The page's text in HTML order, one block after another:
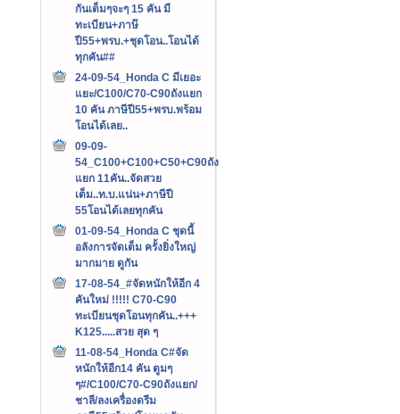
กันเต็มๆจะๆ 15 คัน มี
ทะเบียน+ภาษ๊
ปี55+พรบ.+ชุดโอน..โอนได้
ทุกคัน##
24-09-54_Honda C มีเยอะ
แยะ/C100/C70-C90ถังแยก
10 คัน ภาษีปี55+พรบ.พร้อม
โอนได้เลย..
09-09-
54_C100+C100+C50+C90ถัง
แยก 11คัน..จัดสวย
เต็ม..ท.บ.แน่น+ภาษีปี
55โอนได้เลยทุกคัน
01-09-54_Honda C ชุดนี้
อลังการจัดเต็ม ครั้งยิ่งใหญ่
มากมาย ดูกัน
17-08-54_#จัดหนักให้อีก 4
คันใหม่ !!!!! C70-C90
ทะเบียนชุดโอนทุกคัน..+++‏
K125.....สวย สุด ๆ
11-08-54_Honda C#จัด
หนักให้อีก14 คัน ตูมๆ
ๆ#/C100/C70-C90ถังแยก/
ชาลี/ลงเครื่องดรีม